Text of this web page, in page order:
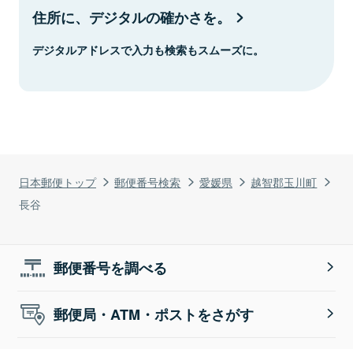
日本郵便トップ 郵便番号検索 愛媛県
越智郡玉川町
長谷
住所に、デジタルの確かさを。
デジタルアドレスで入力も検索もスムーズに。
郵便番号を調べる
郵便局・ATM・ポストをさがす